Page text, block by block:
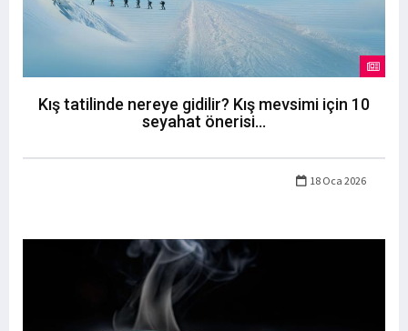
Kış tatilinde nereye gidilir? Kış mevsimi için 10
seyahat önerisi...
18 Oca 2026